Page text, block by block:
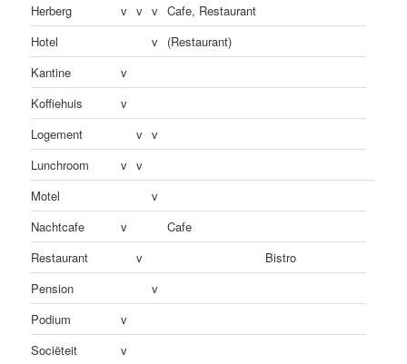
Herberg
v v v Cafe, Restaurant
Hotel
v (Restaurant)
Kantine
v
Koffiehuis
v
Logement
v v
Lunchroom
v v
Motel
v
Nachtcafe
v
Cafe
Restaurant
v
Bistro
Pension
v
Podium
v
Sociëteit
v